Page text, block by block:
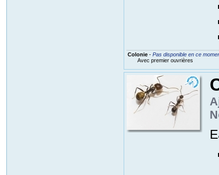
Colonie- Pas disponible en ce
Avec premier ouvrières